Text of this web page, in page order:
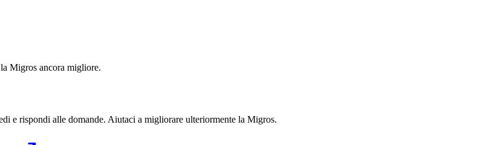
Migros ancora migliore.
e rispondi alle domande. Aiutaci a migliorare ulteriormente la Migros.